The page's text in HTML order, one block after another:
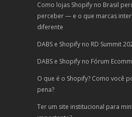
Como lojas Shopify no Brasil
perceber — e o que marcas
diferente
DABS e Shopify no RD Summit
DABS e Shopify no Fórum
O que é o Shopify? Como você
pena?
Ter um site institucional para